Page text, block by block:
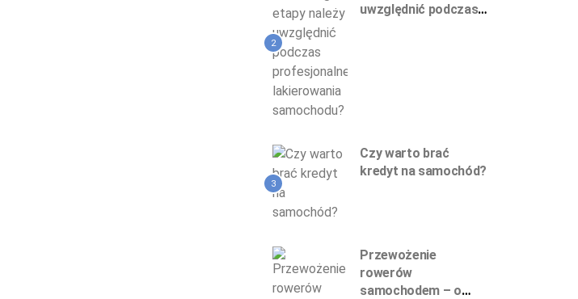
2
uwzględnić podczas
3
Czy warto brać
kredyt na samochód?
Przewożenie
rowerów
samochodem – o